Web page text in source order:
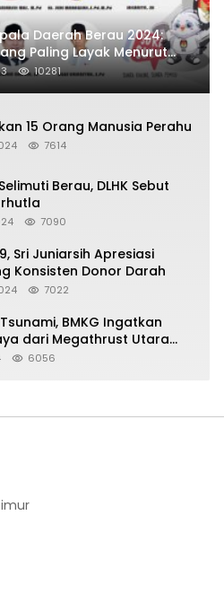
Daerah Berau 2024:
Paling Layak Menurut
10281
15 Orang Manusia Perahu
7614
Berau, DLHK Sebut
7090
Sri Juniarsih Apresiasi
Konsisten Donor Darah
7022
BMKG Ingatkan
dari Megathrust Utara
6056